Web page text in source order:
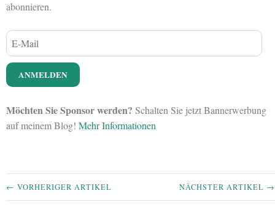
abonnieren.
Möchten Sie Sponsor werden? Schalten Sie jetzt Bannerwerbung
auf meinem Blog! Mehr Informationen
← VORHERIGER ARTIKEL NÄCHSTER ARTIKEL →